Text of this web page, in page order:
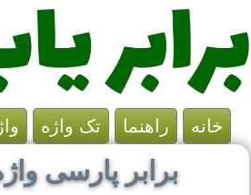
خانه راهنما تک واژه
برابر پارسی